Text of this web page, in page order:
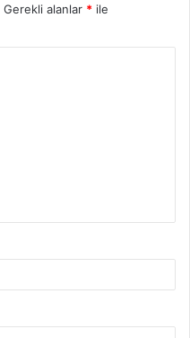
Gerekli alanlar * ile